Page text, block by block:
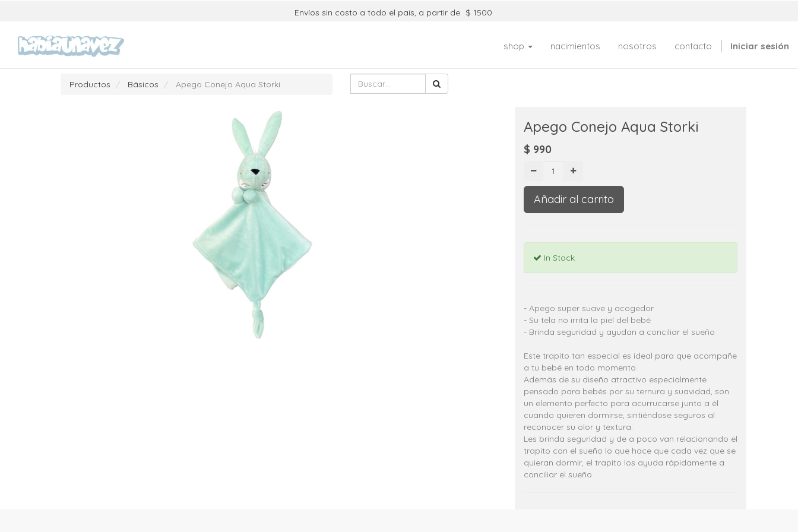
Envíos sin costo a todo el país, a partir de $ 1500
shop nacimientos nosotros contacto Iniciar sesión
Productos Básicos Apego Conejo Aqua Storki
Apego Conejo Aqua Storki
$ 990
Añadir al carrito
In Stock
- Apego super suave y acogedor
- Su tela no irrita la piel del bebé
- Brinda seguridad y ayudan a conciliar el sueño
Este trapito tan especial es ideal para que acompañe
a tu bebé en todo momento.
Además de su diseño atractivo especialmente
pensado para bebés por su ternura y suavidad, son
un elemento perfecto para acurrucarse junto a él
cuando quieren dormirse, sintiéndose seguros al
reconocer su olor y textura.
Les brinda seguridad y de a poco van relacionando el
trapito con el sueño lo que hace que cada vez que se
quieran dormir, el trapito los ayuda rápidamente a
conciliar el sueño.